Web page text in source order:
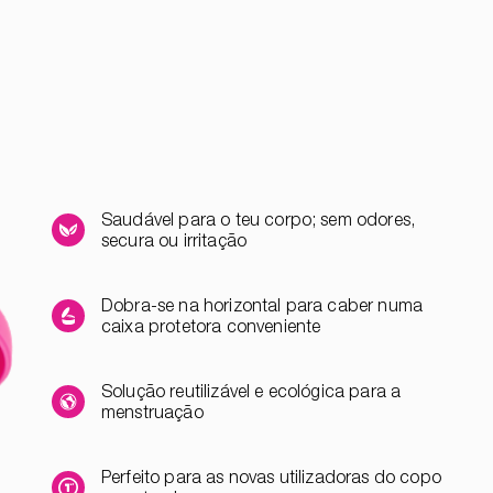
Saudável para o teu corpo; sem odores,
secura ou irritação
Dobra-se na horizontal para caber numa
caixa protetora conveniente
Solução reutilizável e ecológica para a
menstruação
Perfeito para as novas utilizadoras do copo